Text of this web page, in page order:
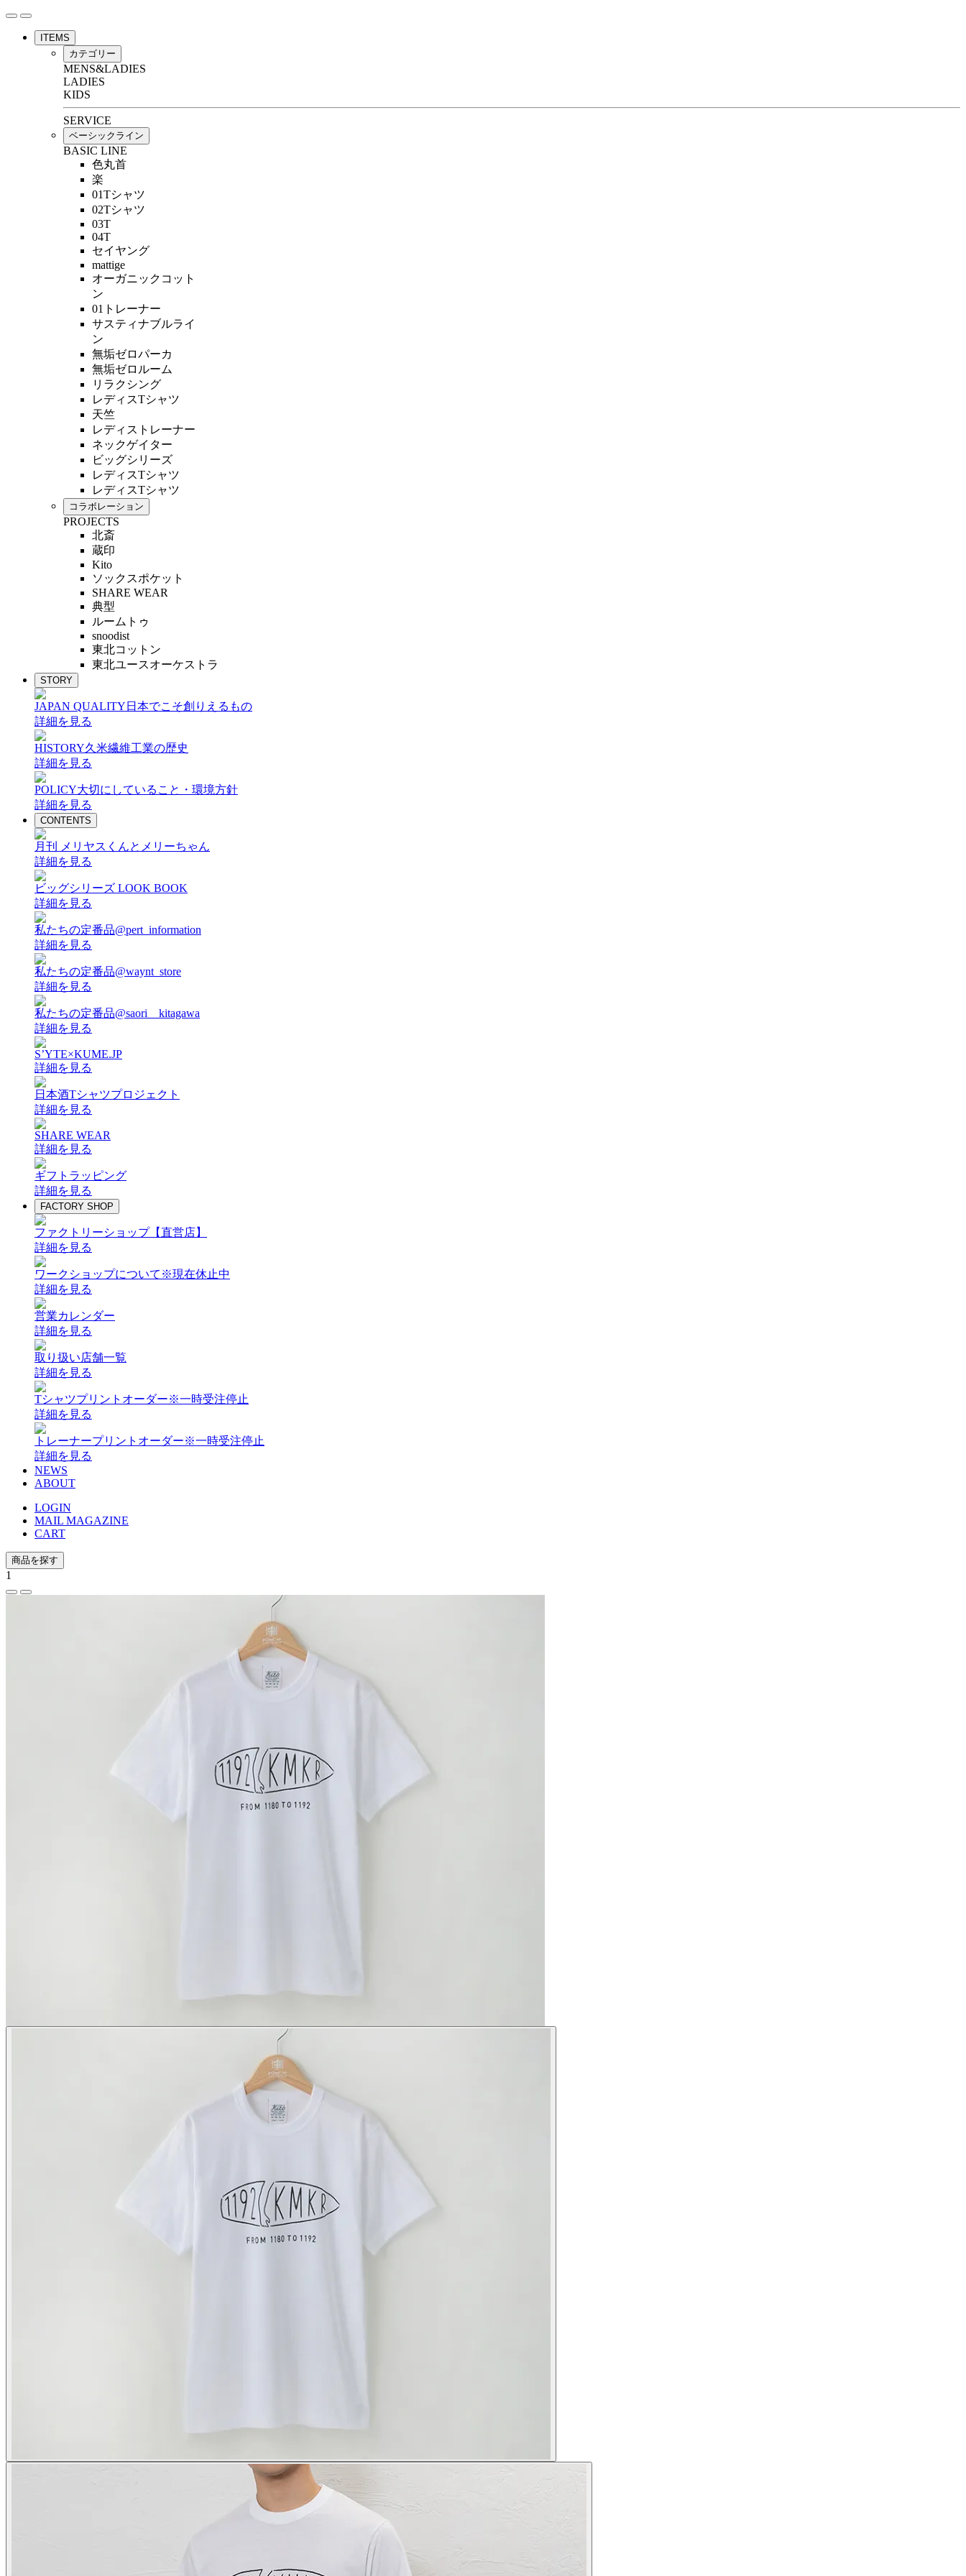
ITEMS
カテゴリー
MENS&LADIES
LADIES
KIDS
SERVICE
ベーシックライン
BASIC LINE
色丸首
楽
01Tシャツ
02Tシャツ
03T
04T
セイヤング
mattige
オーガニックコット
ン
01トレーナー
サスティナブルライ
ン
無垢ゼロパーカ
無垢ゼロルーム
リラクシング
レディスTシャツ
天竺
レディストレーナー
ネックゲイター
ビッグシリーズ
レディスTシャツ
レディスTシャツ
コラボレーション
PROJECTS
北斎
蔵印
Kito
ソックスポケット
SHARE WEAR
典型
ルームトゥ
snoodist
東北コットン
東北ユースオーケストラ
STORY
JAPAN QUALITY 日本でこそ創りえるもの
詳細を見る
HISTORY久米繊維工業の歴史
詳細を見る
POLICY大切にしていること・環境方針
詳細を見る
CONTENTS
月刊 メリヤスくんとメリーちゃん
詳細を見る
ビッグシリーズ LOOK BOOK
詳細を見る
私たちの定番品@pert_information
詳細を見る
私たちの定番品@waynt_store
詳細を見る
私たちの定番品@saori__kitagawa
詳細を見る
S’YTE×KUME.JP
詳細を見る
日本酒Tシャツプロジェクト
詳細を見る
SHARE WEAR
詳細を見る
ギフトラッピング
詳細を見る
FACTORY SHOP
ファクトリーショップ【直営店】
詳細を見る
ワークショップについて ※現在休止中
詳細を見る
営業カレンダー
詳細を見る
取り扱い店舗一覧
詳細を見る
Tシャツプリントオーダー※一時受注停止
詳細を見る
トレーナープリントオーダー※一時受注停止
詳細を見る
NEWS
ABOUT
LOGIN
MAIL MAGAZINE
CART
商品を探す
1